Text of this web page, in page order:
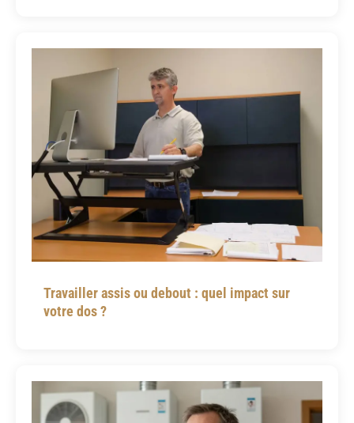
Travailler assis ou debout : quel impact sur
votre dos ?